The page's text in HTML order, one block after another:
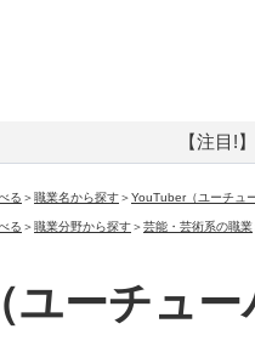
【注目!
る ＞職業名から探す＞YouTuber（ユーチュ
る ＞職業分野から探す＞芸能・芸術系の職業
ユーチュ